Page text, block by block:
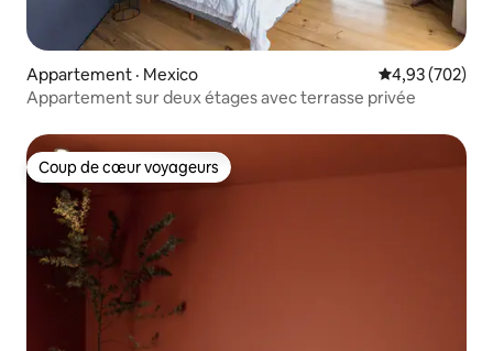
Appartement · Mexico Note
4,93 (702)
Appartement sur deux étages avec terrasse privée
Coup de cœur voyageurs
Coup de cœur voyageurs